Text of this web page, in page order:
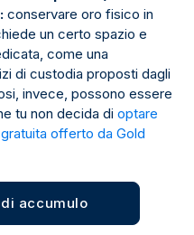
conservare oro fisico in
un certo spazio e
come una
di custodia proposti dagli
invece, possono essere
tu non decida di optare
offerto da Gold
accumulo